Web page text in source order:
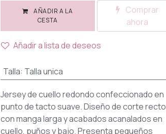
AÑADIR A LA
CESTA
Comprar
ahora
Añadir a lista de deseos
Talla: Talla unica
Jersey de cuello redondo confeccionado en
punto de tacto suave. Diseño de corte recto
con manga larga y acabados acanalados en
cuello, puños y bajo. Presenta pequeños